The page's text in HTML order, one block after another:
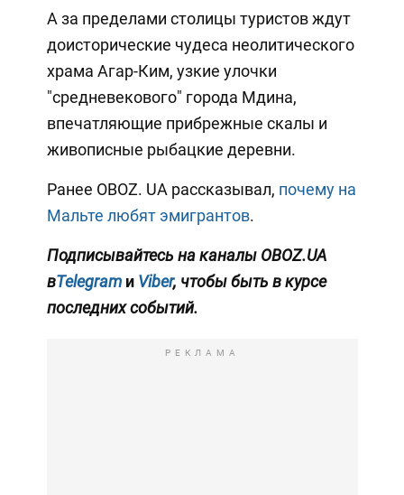
А за пределами столицы туристов ждут
доисторические чудеса неолитического
храма Агар-Ким, узкие улочки
"средневекового" города Мдина,
впечатляющие прибрежные скалы и
живописные рыбацкие деревни.
Ранее OBOZ. UA рассказывал, почему на
Мальте любят эмигрантов.
Подписывайтесь на каналы OBOZ.UA
вTelegramи Viber, чтобы быть в курсе
последних событий.
РЕКЛАМА